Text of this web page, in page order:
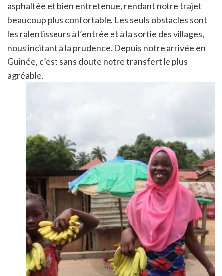
asphaltée et bien entretenue, rendant notre trajet
beaucoup plus confortable. Les seuls obstacles sont
les ralentisseurs à l’entrée et à la sortie des villages,
nous incitant à la prudence. Depuis notre arrivée en
Guinée, c’est sans doute notre transfert le plus
agréable.